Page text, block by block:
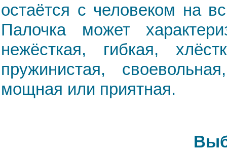
остаётся с человеком на
Палочка может
нежёсткая, гибкая,
пружинистая,
мощная или приятная.